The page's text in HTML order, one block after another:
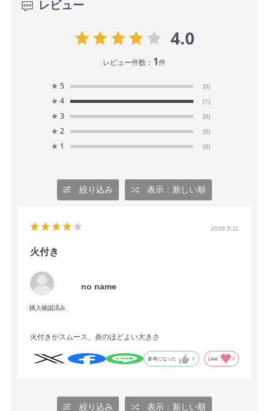
レビュー
4.0
レビュー件数： 1件
★ 5 (0)
★ 4 (1)
★ 3 (0)
★ 2 (0)
★ 1 (0)
絞り込み 表示：新しい順
2026.5.11
火付き
no name
火付きがスムース、炎のほどよい大きさ
参考になった 0 Like! 0
絞り込み 表示：新しい順